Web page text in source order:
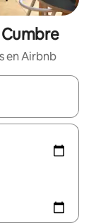
en Airbnb
con las